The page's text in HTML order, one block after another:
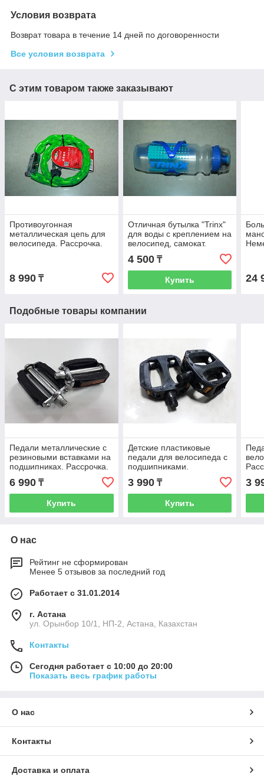
Условия возврата
Возврат товара в течение 14 дней по договоренности
Все условия возврата
С этим товаром также заказывают
Противоугонная
металлическая цепь для
велосипеда. Рассрочка.
8 990 ₸
Отличная бутылка "Trinx"
для воды с креплением на
велосипед, самокат.
Пластиковая фляга.
Флягодержатель.
4 500₸
Купить 24
Подобные товары компании
Педали металлические с
резиновыми вставками на
подшипниках. Рассрочка.
6 990 ₸
Купить
Детские пластиковые
педали для велосипеда с
подшипниками.
3 990₸
Купить
3
О нас
Рейтинг не сформирован
Менее 5 отзывов за последний год
Работает с 31.01.2014
г. Астана
ул. Орынбор 10/1, НП-2, Астана, Казахстан
Контакты
Сегодня работает с 10:00 до 20:00
Показать весь график работы
О нас
Контакты
Доставка и оплата